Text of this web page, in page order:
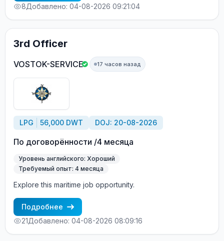
8Добавлено: 04-08-2026 09:21:04
3rd Officer
VOSTOK-SERVICE 17 часов назад
LPG 56,000 DWT DOJ: 20-08-2026
По договорённости /4 месяца
Уровень английского: Хороший
Требуемый опыт: 4 месяца
Explore this maritime job opportunity.
Подробнее
21Добавлено: 04-08-2026 08:09:16